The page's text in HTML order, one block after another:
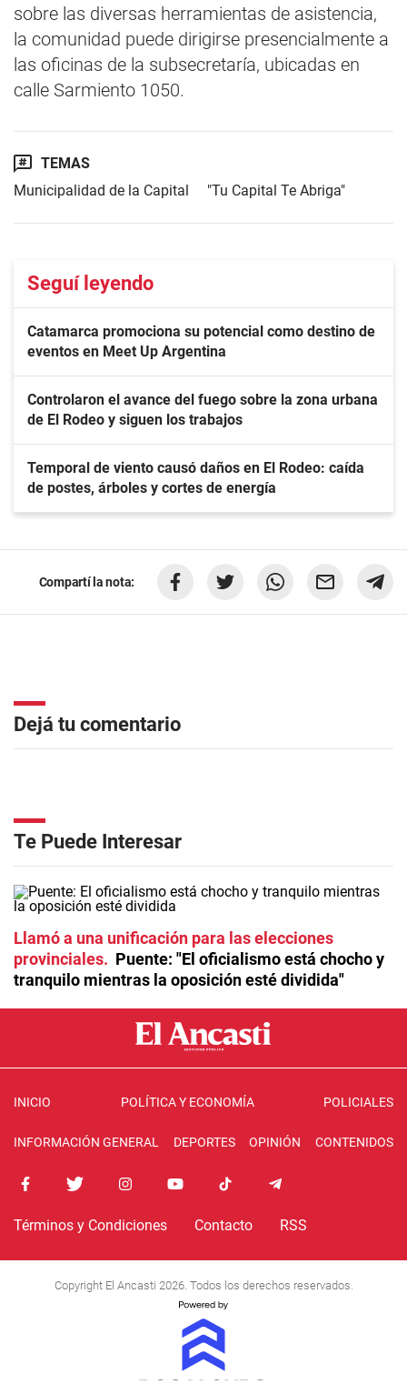
sobre las diversas herramientas de asistencia,
la comunidad puede dirigirse presencialmente a
las oficinas de la subsecretaría, ubicadas en
calle Sarmiento 1050.
TEMAS
Municipalidad de la Capital
"Tu Capital Te Abriga"
Seguí leyendo
Catamarca promociona su potencial como destino de
eventos en Meet Up Argentina
Controlaron el avance del fuego sobre la zona urbana
de El Rodeo y siguen los trabajos
Temporal de viento causó daños en El Rodeo: caída
de postes, árboles y cortes de energía
Compartí la nota:
Dejá tu comentario
Te Puede Interesar
Llamó a una unificación para las elecciones
provinciales
Puente: "El oficialismo está chocho y
tranquilo mientras la oposición esté dividida"
INICIO POLÍTICA Y ECONOMÍA POLICIALES
INFORMACIÓN GENERAL DEPORTES OPINIÓN CONTENIDOS
Términos y Condiciones Contacto RSS
Copyright El Ancasti 2026. Todos los derechos reservados.